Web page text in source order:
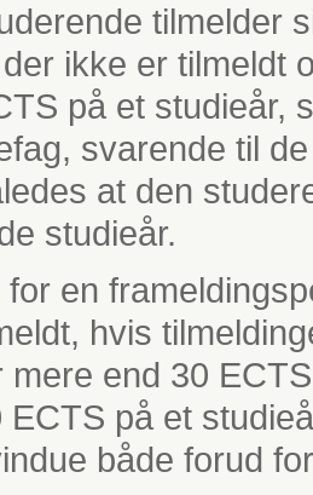
tilmelder
ikke er tilmeldt
på et studieår,
svarende til
at den
studieår.
en
hvis
mere end 30
ECTS på et
både forud